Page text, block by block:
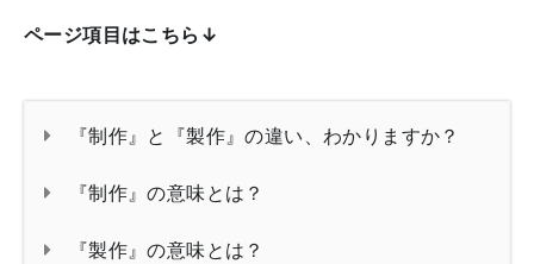
ページ項目はこちら↓
『制作』と『製作』の違い、わかりますか？
『制作』の意味とは？
『製作』の意味とは？